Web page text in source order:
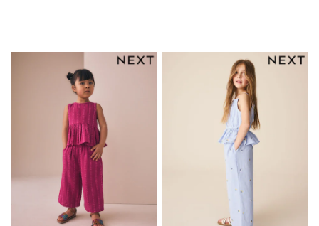
Spider man
All Boys Brands
Next
Abercrombie & Fitch
adidas
Angel & Rocket
Baker by Ted Baker
JoJo Maman Bébé
Little Bird by Jools Oliver
Paul Smith Jr
Summer Sleepwear